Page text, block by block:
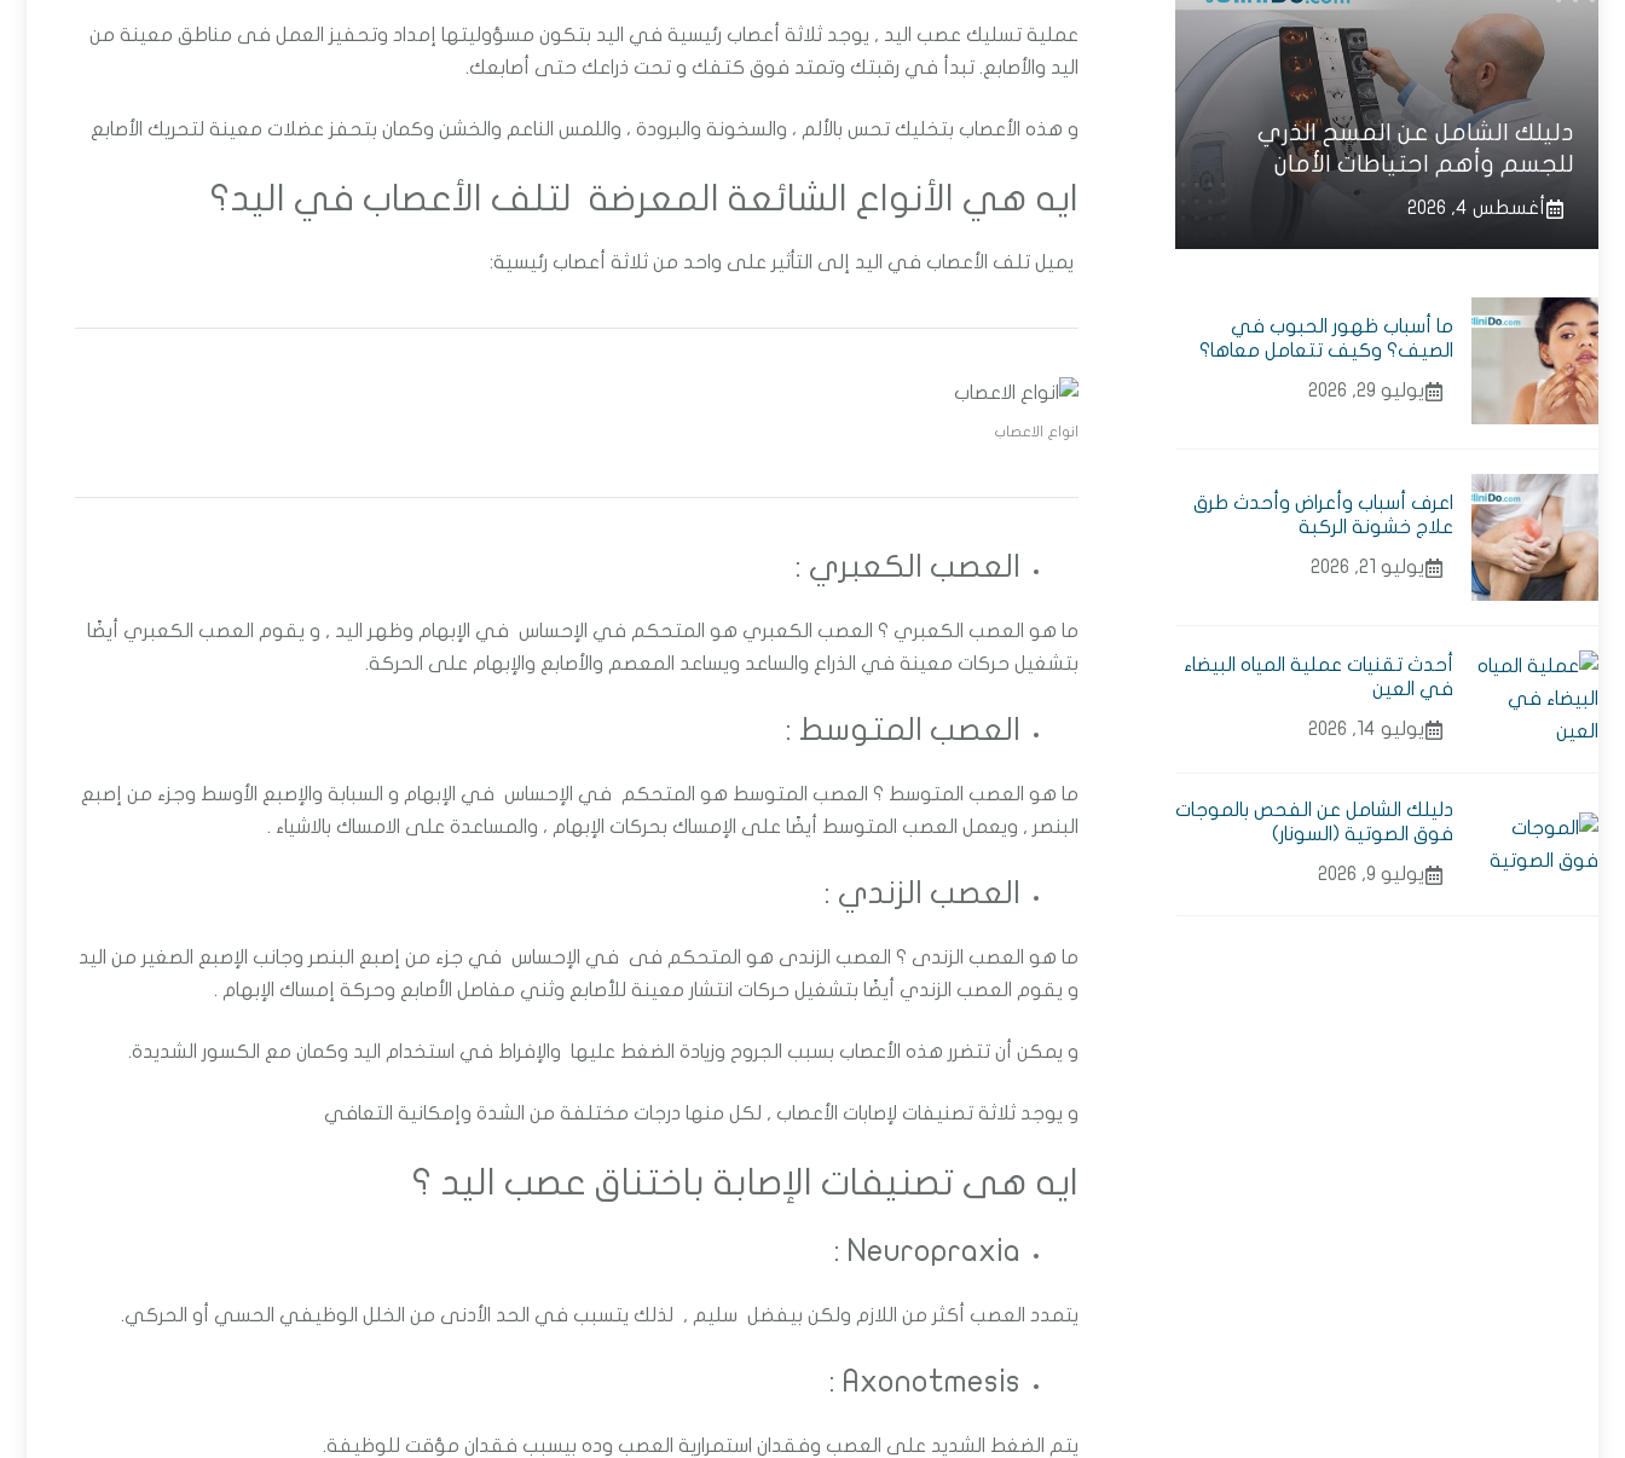
عملية تسليك عصب اليد , يوجد ثلاثة أعصاب رئيسية في اليد بتكون مسؤوليتها إمداد وتحفيز العمل فى مناطق معينة من
اليد والأصابع. تبدأ في رقبتك وتمتد فوق كتفك و تحت ذراعك حتى أصابعك.
و هذه الأعصاب بتخليك تحس بالألم ، والسخونة والبرودة ، واللمس الناعم والخشن وكمان بتحفز عضلات معينة لتحريك الأصابع
ايه هي الأنواع الشائعة المعرضة لتلف الأعصاب في اليد؟
يميل تلف الأعصاب في اليد إلى التأثير على واحد من ثلاثة أعصاب رئيسية:
انواع الاعصاب
العصب الكعبري :
ما هو العصب الكعبري ؟ العصب الكعبري هو المتحكم في الإحساس في الإبهام وظهر اليد , و يقوم العصب الكعبري أيضًا
بتشغيل حركات معينة في الذراع والساعد ويساعد المعصم والأصابع والإبهام على الحركة.
العصب المتوسط ​​:
ما هو العصب المتوسط ؟ العصب المتوسط هو المتحكم ​​في الإحساس في الإبهام و السبابة والإصبع الأوسط وجزء من إصبع
البنصر , ويعمل العصب المتوسط ​​أيضًا على الإمساك بحركات الإبهام ، والمساعدة على الامساك بالاشياء .
العصب الزندي :
ما هو العصب الزندى ؟ العصب الزندى هو المتحكم فى في الإحساس في جزء من إصبع البنصر وجانب الإصبع الصغير من اليد
و يقوم العصب الزندي أيضًا بتشغيل حركات انتشار معينة للأصابع وثني مفاصل الأصابع وحركة إمساك الإبهام .
و يمكن أن تتضرر هذه الأعصاب بسبب الجروح وزيادة الضغط عليها والإفراط في استخدام اليد وكمان مع الكسور الشديدة.
و يوجد ثلاثة تصنيفات لإصابات الأعصاب , لكل منها درجات مختلفة من الشدة وإمكانية التعافي
ايه هى تصنيفات الإصابة باختناق عصب اليد ؟
Neuropraxia :
يتمدد العصب أكثر من اللازم ولكن بيفضل سليم , لذلك يتسبب في الحد الأدنى من الخلل الوظيفي الحسي أو الحركي.
Axonotmesis :
يتم الضغط الشديد على العصب وفقدان استمرارية العصب وده بيسبب فقدان مؤقت للوظيفة.
دليلك الشامل عن المسح الذري
للجسم وأهم احتياطات الأمان
أغسطس 4, 2026
ما أسباب ظهور الحبوب في
الصيف؟ وكيف تتعامل معاها؟
يوليو 29, 2026
اعرف أسباب وأعراض وأحدث طرق
علاج خشونة الركبة
يوليو 21, 2026
أحدث تقنيات عملية المياه البيضاء
في العين
يوليو 14, 2026
دليلك الشامل عن الفحص بالموجات
فوق الصوتية (السونار)
يوليو 9, 2026